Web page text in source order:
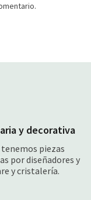
y decorativa
piezas
por diseñadores y
y cristalería.